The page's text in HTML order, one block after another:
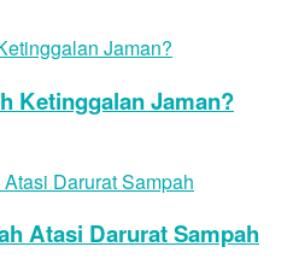
Ketinggalan Jaman?
Atasi Darurat Sampah